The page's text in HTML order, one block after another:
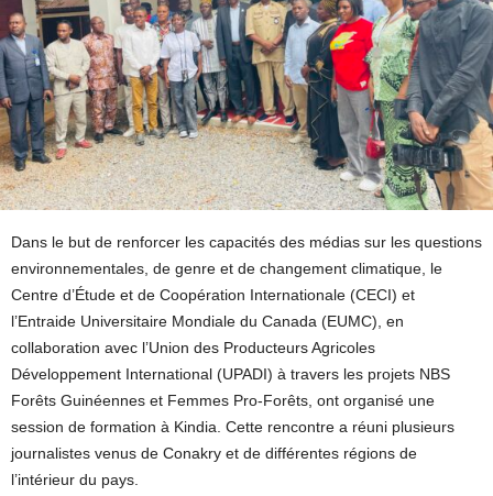
Dans le but de renforcer les capacités des médias sur les questions
environnementales, de genre et de changement climatique, le
Centre d’Étude et de Coopération Internationale (CECI) et
l’Entraide Universitaire Mondiale du Canada (EUMC), en
collaboration avec l’Union des Producteurs Agricoles
Développement International (UPADI) à travers les projets NBS
Forêts Guinéennes et Femmes Pro-Forêts, ont organisé une
session de formation à Kindia. Cette rencontre a réuni plusieurs
journalistes venus de Conakry et de différentes régions de
l’intérieur du pays.